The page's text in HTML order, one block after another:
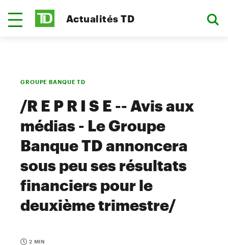
Actualités TD
GROUPE BANQUE TD
/R E P R I S E -- Avis aux
médias - Le Groupe
Banque TD annoncera
sous peu ses résultats
financiers pour le
deuxième trimestre/
2 MIN